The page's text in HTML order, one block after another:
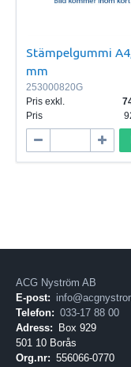
Stämpelgummi
mm
253000820G
Pris exkl.
Pris
ACG Nyström AB
E-post:
Telefon: 033-17 88 00
Adress:
Box 929
501 10 Borås
Org.nr: 556066-0770